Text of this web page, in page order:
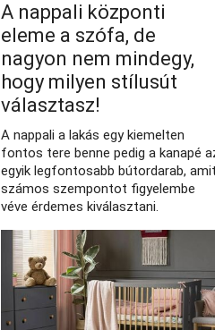
A nappali központi
eleme a szófa, de
nagyon nem mindegy,
hogy milyen stílusút
választasz!
A nappali a lakás egy kiemelten
fontos tere benne pedig a kanapé
egyik legfontosabb bútordarab, amit
számos szempontot figyelembe
véve érdemes kiválasztani.